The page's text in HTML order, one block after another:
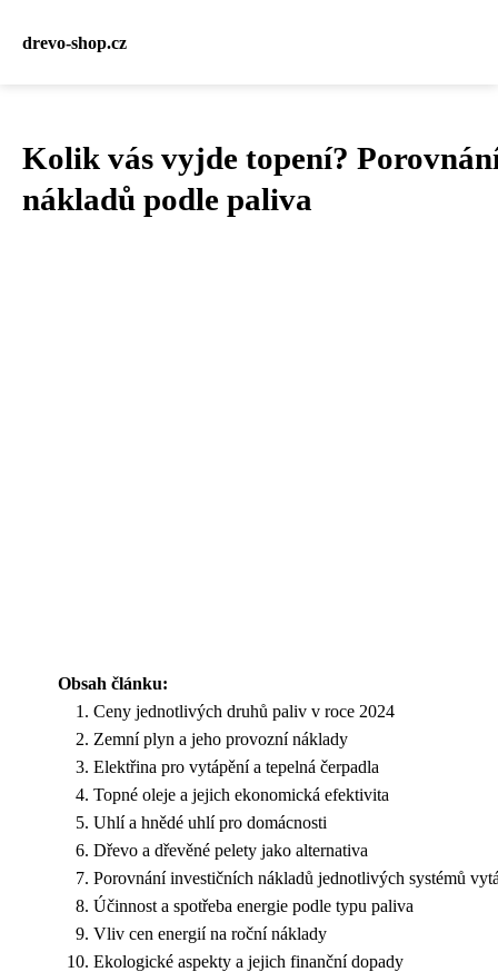
drevo-shop.cz
Kolik vás vyjde topení?
nákladů podle paliva
Obsah článku:
Ceny jednotlivých druhů paliv v roce 2024
Zemní plyn a jeho provozní náklady
Elektřina pro vytápění a tepelná čerpadla
Topné oleje a jejich ekonomická efektivita
Uhlí a hnědé uhlí pro domácnosti
Dřevo a dřevěné pelety jako alternativa
Porovnání investičních nákladů jednotlivých systémů
Účinnost a spotřeba energie podle typu paliva
Vliv cen energií na roční náklady
Ekologické aspekty a jejich finanční dopady